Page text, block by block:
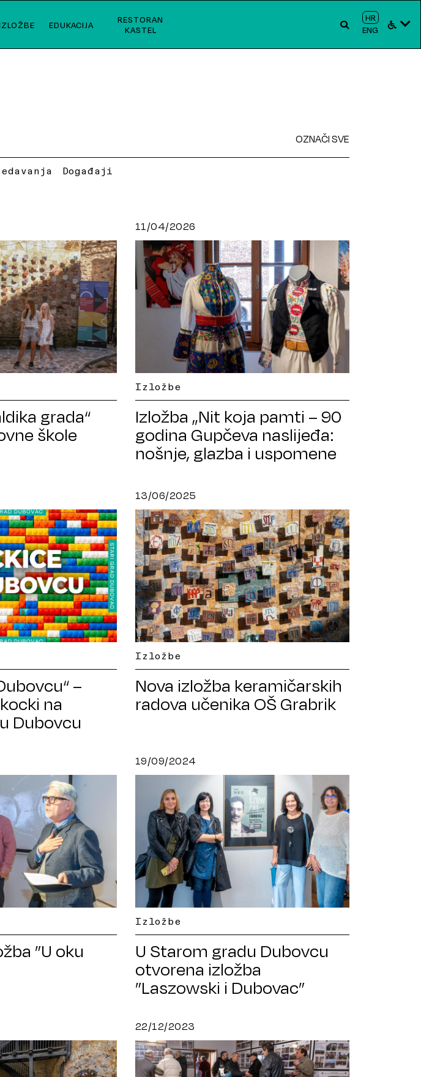
EDUKACIJA
RESTORAN
KASTEL
HR
ENG
OZNAČI SVE
Događaji
grada“
škole
11/04/2026
Izložbe
Izložba „Nit koja pamti – 90
godina Gupčeva naslijeđa:
nošnje, glazba i uspomene
–
na
Dubovcu
13/06/2025
Izložbe
Nova izložba keramičarskih
radova učenika OŠ Grabrik
”U oku
19/09/2024
Izložbe
U Starom gradu Dubovcu
otvorena izložba
”Laszowski i Dubovac”
22/12/2023